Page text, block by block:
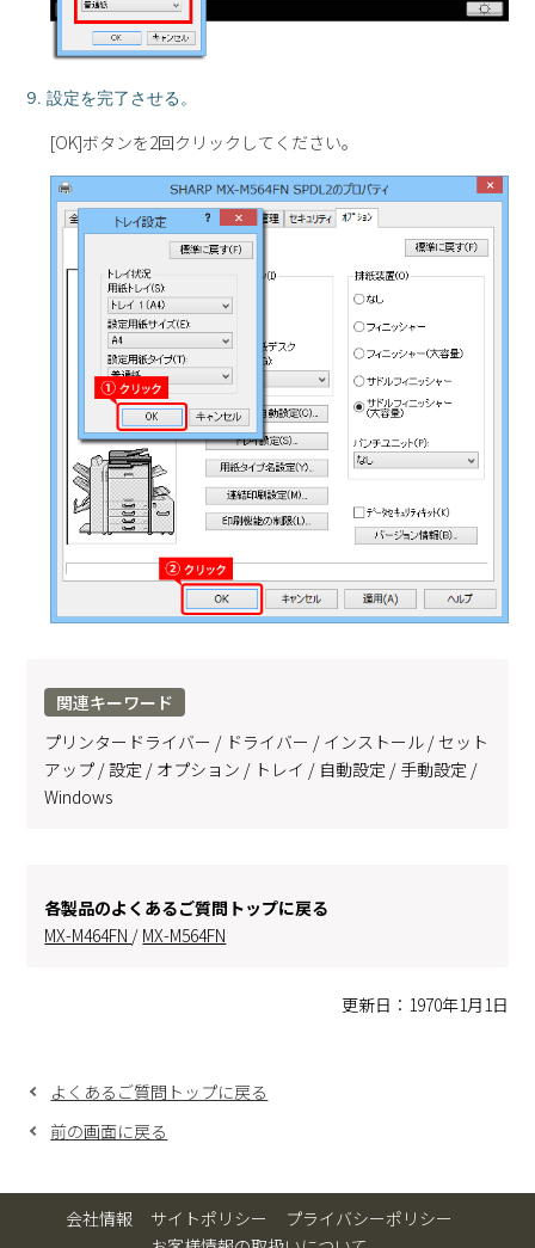
9. 設定を完了させる。
[OK]ボタンを2回クリックしてください。
関連キーワード
プリンタードライバー / ドライバー / インストール / セット
アップ / 設定 / オプション / トレイ / 自動設定 / 手動設定 /
Windows
各製品のよくあるご質問トップに戻る
MX-M464FN / MX-M564FN
更新日：1970年1月1日
よくあるご質問トップに戻る
前の画面に戻る
会社情報 サイトポリシー
プライバシーポリシー